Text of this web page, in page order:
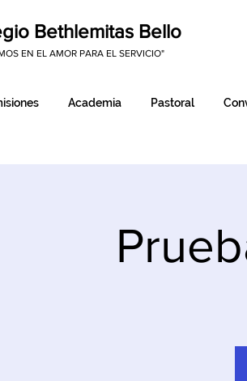
Bethlemitas Bello
EN EL AMOR PARA EL SERVICIO"
Academia Pastoral